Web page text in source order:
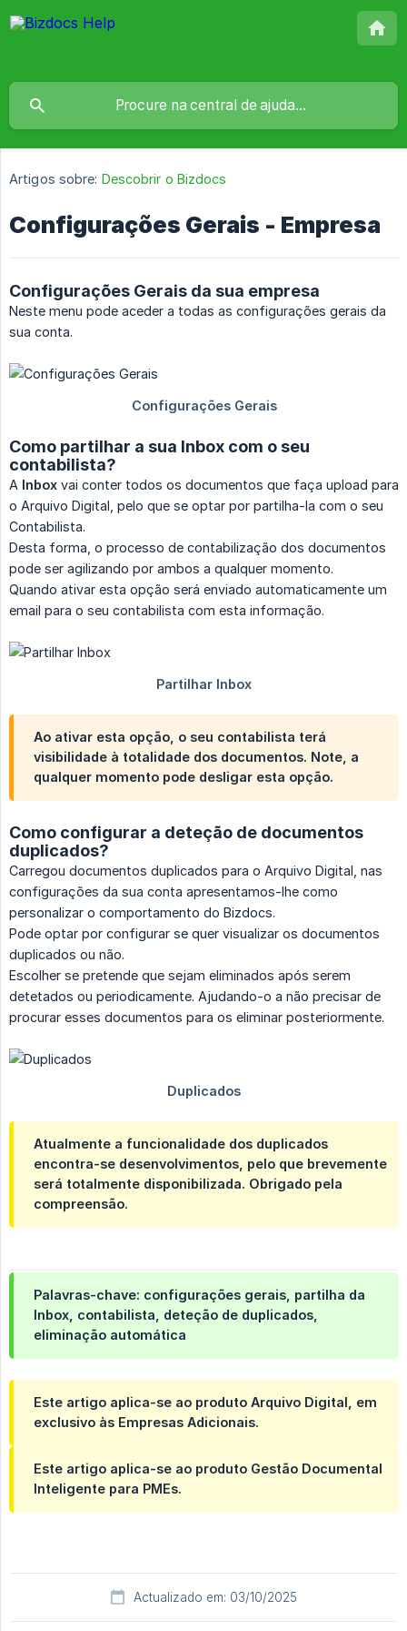
Artigos sobre: Descobrir o Bizdocs
Configurações Gerais - Empresa
Configurações Gerais da sua empresa
Neste menu pode aceder a todas as configurações gerais da
sua conta.
Como partilhar a sua Inbox com o seu
contabilista?
A Inbox vai conter todos os documentos que faça upload para
o Arquivo Digital, pelo que se optar por partilha-la com o seu
Contabilista.
Desta forma, o processo de contabilização dos documentos
pode ser agilizando por ambos a qualquer momento.
Quando ativar esta opção será enviado automaticamente um
email para o seu contabilista com esta informação.
Ao ativar esta opção, o seu contabilista terá
visibilidade à totalidade dos documentos. Note, a
qualquer momento pode desligar esta opção.
Como configurar a deteção de documentos
duplicados?
Carregou documentos duplicados para o Arquivo Digital, nas
configurações da sua conta apresentamos-lhe como
personalizar o comportamento do Bizdocs.
Pode optar por configurar se quer visualizar os documentos
duplicados ou não.
Escolher se pretende que sejam eliminados após serem
detetados ou periodicamente. Ajudando-o a não precisar de
procurar esses documentos para os eliminar posteriormente.
Atualmente a funcionalidade dos duplicados
encontra-se desenvolvimentos, pelo que brevemente
será totalmente disponibilizada. Obrigado pela
compreensão.
Palavras-chave: configurações gerais, partilha da
Inbox, contabilista, deteção de duplicados,
eliminação automática
Este artigo aplica-se ao produto Arquivo Digital, em
exclusivo às Empresas Adicionais.
Este artigo aplica-se ao produto Gestão Documental
Inteligente para PMEs.
Actualizado em: 03/10/2025